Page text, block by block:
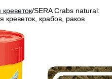
/SERA Crabs natural:
креветок, крабов, раков